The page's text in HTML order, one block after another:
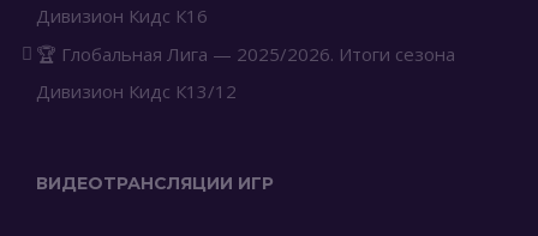
Дивизион Кидс К16
🏆 Глобальная Лига — 2025/2026. Итоги сезона
Дивизион Кидс К13/12
ВИДЕОТРАНСЛЯЦИИ ИГР